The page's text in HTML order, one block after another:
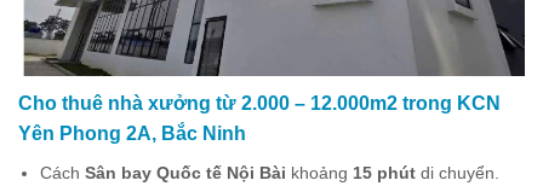
Cho thuê nhà xưởng từ 2.000 – 12.000m2 trong KCN
Yên Phong 2A, Bắc Ninh
CáchSân bay Quốc tế Nội Bài khoảng 15 phút di chuyển.